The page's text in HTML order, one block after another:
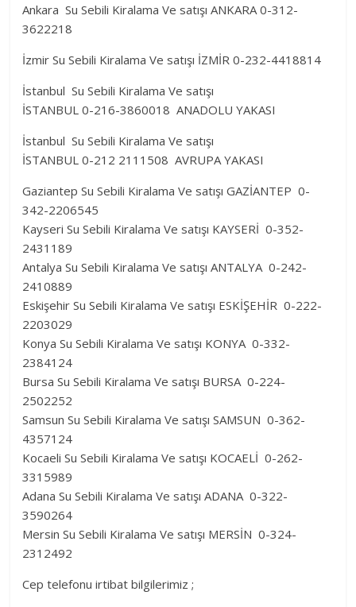
Ankara Su Sebili Kiralama Ve satışı ANKARA 0-312-
3622218
İzmir Su Sebili Kiralama Ve satışı İZMİR 0-232-4418814
İstanbul Su Sebili Kiralama Ve satışı
İSTANBUL 0-216-3860018 ANADOLU YAKASI
İstanbul Su Sebili Kiralama Ve satışı
İSTANBUL 0-212 2111508 AVRUPA YAKASI
Gaziantep Su Sebili Kiralama Ve satışı GAZİANTEP 0-
342-2206545
Kayseri Su Sebili Kiralama Ve satışı KAYSERİ 0-352-
2431189
Antalya Su Sebili Kiralama Ve satışı ANTALYA 0-242-
2410889
Eskişehir Su Sebili Kiralama Ve satışı ESKİŞEHİR 0-222-
2203029
Konya Su Sebili Kiralama Ve satışı KONYA 0-332-
2384124
Bursa Su Sebili Kiralama Ve satışı BURSA 0-224-
2502252
Samsun Su Sebili Kiralama Ve satışı SAMSUN 0-362-
4357124
Kocaeli Su Sebili Kiralama Ve satışı KOCAELİ 0-262-
3315989
Adana Su Sebili Kiralama Ve satışı ADANA 0-322-
3590264
Mersin Su Sebili Kiralama Ve satışı MERSİN 0-324-
2312492
Cep telefonu irtibat bilgilerimiz ;